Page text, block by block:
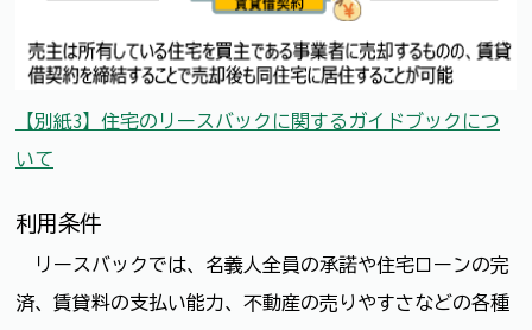
【別紙3】住宅のリースバックに関するガイドブックにつ
いて
利用条件
リースバックでは、名義人全員の承諾や住宅ローンの完
済、賃貸料の支払い能力、不動産の売りやすさなどの各種